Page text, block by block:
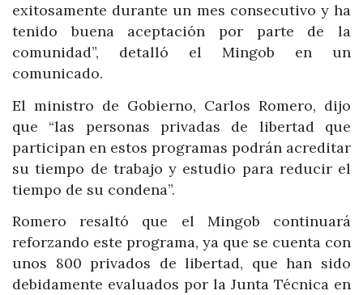
exitosamente durante un mes consecutivo y ha
tenido buena aceptación por parte de la
comunidad”, detalló el Mingob en un
comunicado.
El ministro de Gobierno, Carlos Romero, dijo
que “las personas privadas de libertad que
participan en estos programas podrán acreditar
su tiempo de trabajo y estudio para reducir el
tiempo de su condena”.
Romero resaltó que el Mingob continuará
reforzando este programa, ya que se cuenta con
unos 800 privados de libertad, que han sido
debidamente evaluados por la Junta Técnica en